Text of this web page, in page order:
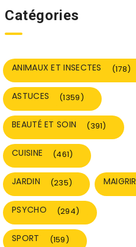
Catégories
ANIMAUX ET INSECTES (178)
ASTUCES (1359)
BEAUTÉ ET SOIN (391)
CUISINE (461)
JARDIN (235) MAIGRIR
PSYCHO (294)
SPORT (159)